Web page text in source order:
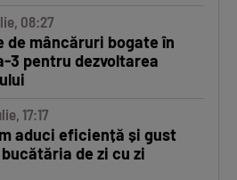
08:27
de mâncăruri bogate în
3 pentru dezvoltarea
17:17
aduci eficiență și gust
de zi cu zi